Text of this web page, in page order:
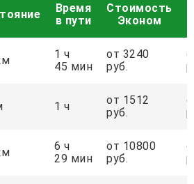
Время
в пути
Стоимость
Эконом
1 ч
45 мин
от 3240
руб.
1 ч
от 1512
руб.
6 ч
29 мин
от 10800
руб.